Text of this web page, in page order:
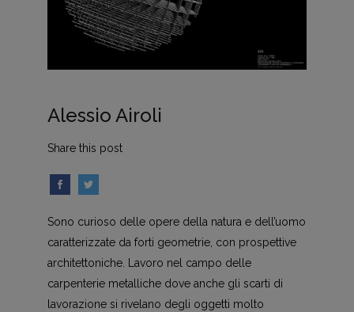
Alessio Airoli
Share this post
Sono curioso delle opere della natura e dell’uomo
caratterizzate da forti geometrie, con prospettive
architettoniche. Lavoro nel campo delle
carpenterie metalliche dove anche gli scarti di
lavorazione si rivelano degli oggetti molto